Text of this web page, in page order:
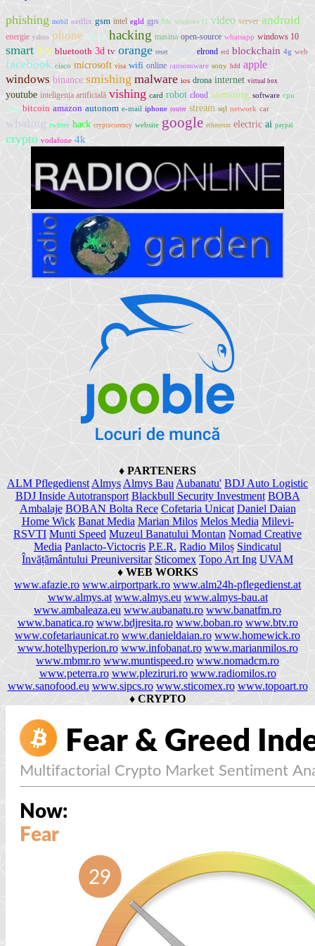
phishing mobil netflix gsm intel egld gps btc windows 11 video server android
energie yahoo phone linux hacking masina open-source whatsapp windows 10
smart ibm bluetooth 3d tv orange reset linkedin elrond erd blockchain 4g web
facebook cisco microsoft visa wifi online ransomware sony hdd apple
windows binance smishing malware ios drona internet virtual box
youtube inteligența artificială vishing card robot cloud samsung software cpu
auto bitcoin amazon autonom e-mail iphone router stream sql network car
whaling twitter hack cryptocurency website google ethereum electric ai paypal
crypto vodafone 4k
♦ PARTENERS
ALM Pflegedienst Almys Almys Bau Aubanatu' BDJ Auto Logistic
BDJ Inside Autotransport Blackbull Security Investment BOBA
Ambalaje BOBAN Bolta Rece Cofetaria Unicat Daniel Daian
Home Wick Banat Media Marian Milos Melos Media Milevi-
RSVTI Munti Speed Muzeul Banatului Montan Nomad Creative
Media Panlacto-Victocris P.E.R. Radio Miloș Sindicatul
Învățământului Preuniversitar Sticomex Topo Art Ing UVAM
♦ WEB WORKS
www.afazie.ro www.airportpark.ro www.alm24h-pflegedienst.at
www.almys.at www.almys.eu www.almys-bau.at
www.ambaleaza.eu www.aubanatu.ro www.banatfm.ro
www.banatica.ro www.bdjresita.ro www.boban.ro www.btv.ro
www.cofetariaunicat.ro www.danieldaian.ro www.homewick.ro
www.hotelhyperion.ro www.infobanat.ro www.marianmilos.ro
www.mbmr.ro www.muntispeed.ro www.nomadcm.ro
www.peterra.ro www.pleziruri.ro www.radiomilos.ro
www.sanofood.eu www.sipcs.ro www.sticomex.ro www.topoart.ro
♦ CRYPTO